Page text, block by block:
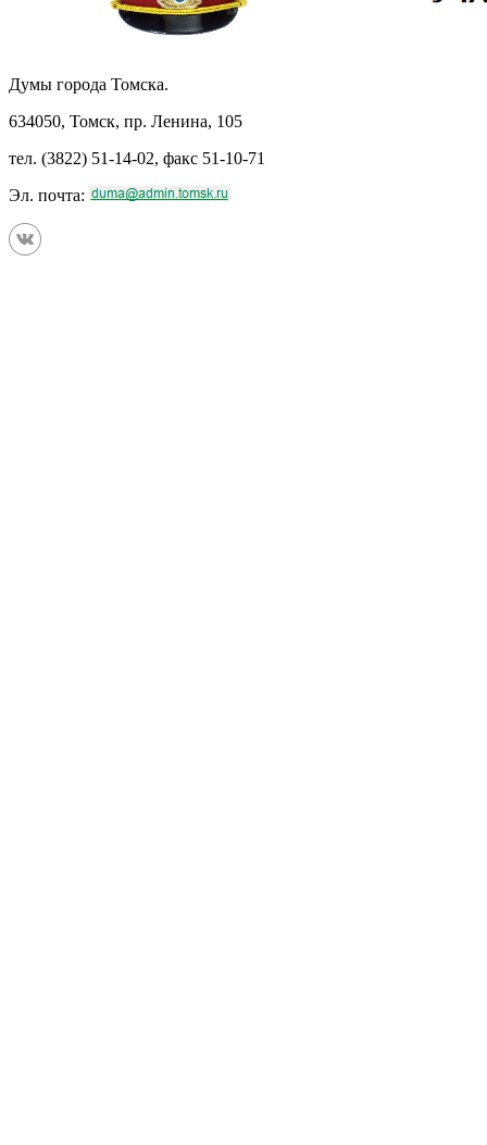
Думы города Томска.
634050, Томск, пр. Ленина, 105
тел. (3822) 51-14-02, факс 51-10-71
Эл. почта: